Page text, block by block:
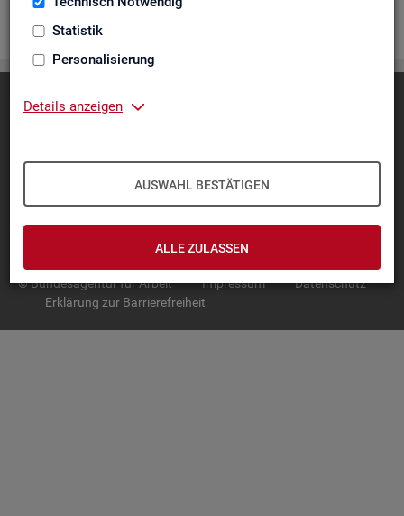
Statistik
Personalisierung
Details anzeigen
AUSWAHL BESTÄTIGEN
ALLE ZULASSEN
IN­TER­AK­TI­VE STA­TIS­TI­KEN
GRUND­LA­GEN
© Bundesagentur für Arbeit Impressum
Datenschutz
Erklärung zur Barrierefreiheit